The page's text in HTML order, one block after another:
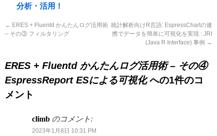
分析・活用！
← ERES + Fluentd かんたんログ活用術
– その③ フィルタリング
統計解析向けR言語: EspressChartの連
携でデータを簡単に可視化を実現 : JRI
(Java R Interface) 事例 →
ERES + Fluentd かんたんログ活用術 – その④
EspressReport ESによる可視化への1件のコ
メント
climb のコメント:
2023年1月8日 10:31 PM